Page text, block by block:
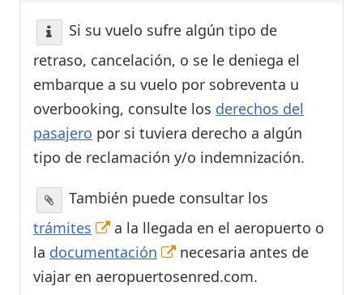
Si su vuelo sufre algún tipo de
retraso, cancelación, o se le deniega el
embarque a su vuelo por sobreventa u
overbooking, consulte los derechos del
pasajero por si tuviera derecho a algún
tipo de reclamación y/o indemnización.
También puede consultar los
trámites
a la llegada en el aeropuerto o
la documentación
necesaria antes de
viajar en aeropuertosenred.com.